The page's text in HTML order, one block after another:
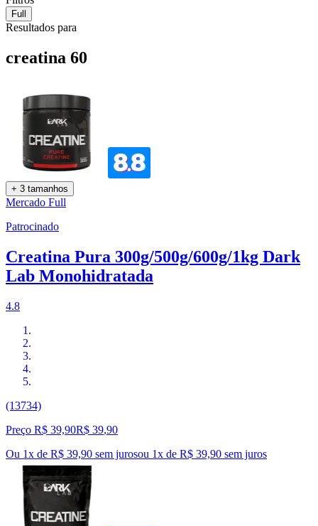
Full
Resultados para
creatina 60
+ 3 tamanhos
Mercado Full
Patrocinado
Creatina Pura 300g/500g/600g/1kg Dark
Lab Monohidratada
4.8
(13734)
Preço R$ 39,90R$ 39,90
Ou 1x de R$ 39,90 sem jurosou 1x de R$ 39,90 sem juros